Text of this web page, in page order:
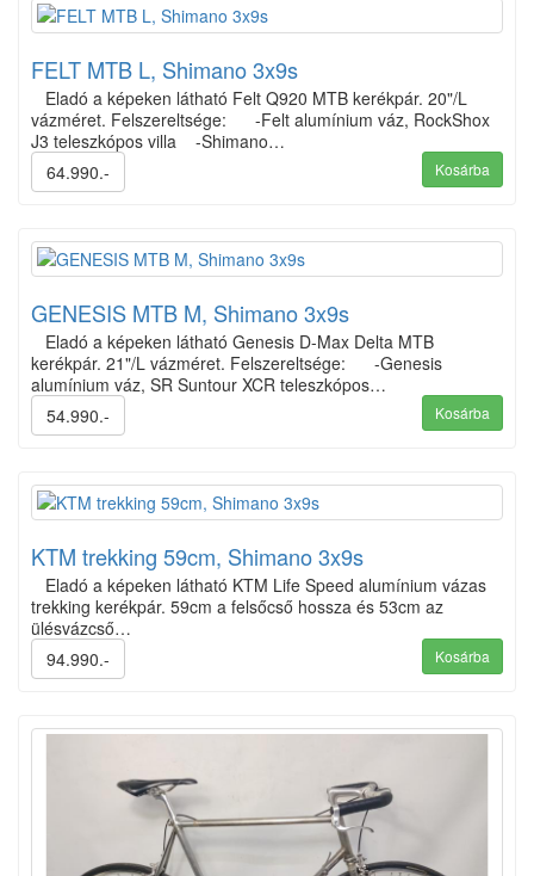
FELT MTB L, Shimano 3x9s
Eladó a képeken látható Felt Q920 MTB kerékpár. 20"/L
vázméret. Felszereltsége: -Felt alumínium váz, RockShox
J3 teleszkópos villa -Shimano…
64.990.-
Kosárba
GENESIS MTB M, Shimano 3x9s
Eladó a képeken látható Genesis D-Max Delta MTB
kerékpár. 21"/L vázméret. Felszereltsége: -Genesis
alumínium váz, SR Suntour XCR teleszkópos…
54.990.-
Kosárba
KTM trekking 59cm, Shimano 3x9s
Eladó a képeken látható KTM Life Speed alumínium vázas
trekking kerékpár. 59cm a felsőcső hossza és 53cm az
ülésvázcső…
94.990.-
Kosárba